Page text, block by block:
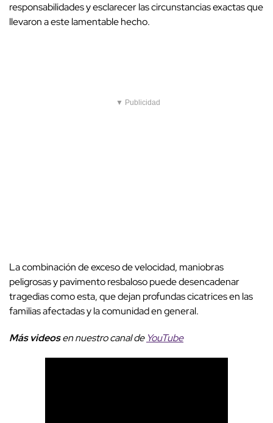
responsabilidades y esclarecer las circunstancias exactas que
llevaron a este lamentable hecho.
▼ Publicidad
La combinación de exceso de velocidad, maniobras
peligrosas y pavimento resbaloso puede desencadenar
tragedias como esta, que dejan profundas cicatrices en las
familias afectadas y la comunidad en general.
Más videosen nuestro canal de YouTube